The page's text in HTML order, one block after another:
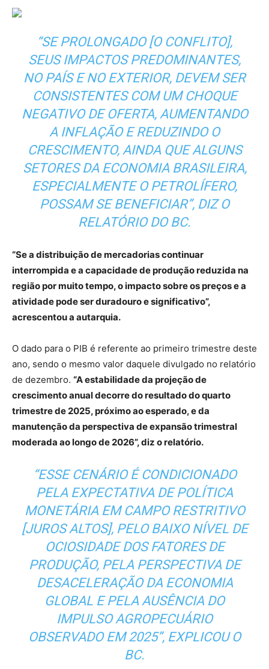
“SE PROLONGADO [O CONFLITO],
SEUS IMPACTOS PREDOMINANTES,
NO PAÍS E NO EXTERIOR, DEVEM SER
CONSISTENTES COM UM CHOQUE
NEGATIVO DE OFERTA, AUMENTANDO
A INFLAÇÃO E REDUZINDO O
CRESCIMENTO, AINDA QUE ALGUNS
SETORES DA ECONOMIA BRASILEIRA,
ESPECIALMENTE O PETROLÍFERO,
POSSAM SE BENEFICIAR”, DIZ O
RELATÓRIO DO BC.
“Se a distribuição de mercadorias continuar
interrompida e a capacidade de produção reduzida na
região por muito tempo, o impacto sobre os preços e a
atividade pode ser duradouro e significativo”,
acrescentou a autarquia.
O dado para o PIB é referente ao primeiro trimestre deste
ano, sendo o mesmo valor daquele divulgado no relatório
de dezembro. “A estabilidade da projeção de
crescimento anual decorre do resultado do quarto
trimestre de 2025, próximo ao esperado, e da
manutenção da perspectiva de expansão trimestral
moderada ao longo de 2026”, diz o relatório.
“ESSE CENÁRIO É CONDICIONADO
PELA EXPECTATIVA DE POLÍTICA
MONETÁRIA EM CAMPO RESTRITIVO
[JUROS ALTOS], PELO BAIXO NÍVEL DE
OCIOSIDADE DOS FATORES DE
PRODUÇÃO, PELA PERSPECTIVA DE
DESACELERAÇÃO DA ECONOMIA
GLOBAL E PELA AUSÊNCIA DO
IMPULSO AGROPECUÁRIO
OBSERVADO EM 2025”, EXPLICOU O
BC.